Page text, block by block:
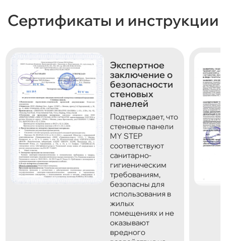
Сертификаты и инструкции
Экспертное
заключение о
безопасности
стеновых
панелей
Подтверждает, что
стеновые панели
MY STEP
соответствуют
санитарно-
гигиеническим
требованиям,
безопасны для
использования в
жилых
помещениях и не
оказывают
вредного